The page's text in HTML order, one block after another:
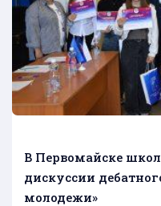
В Первомайске
дискуссии
молодежи»